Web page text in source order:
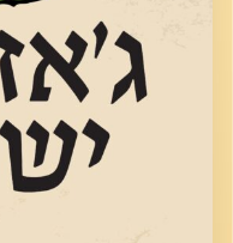
קרדיט תמונות: רותם בר-אילן
האזנה נעימה
קרדיט תמונות:רותם בר-אילן